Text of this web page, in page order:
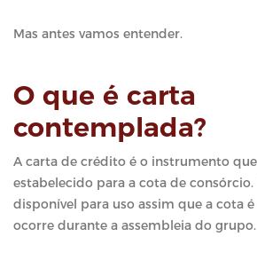
Mas antes vamos entender.
O que é carta
contemplada?
A carta de crédito é o instrumento
estabelecido para a cota de consórcio.
disponível para uso assim que a cota
ocorre durante a assembleia do grupo.